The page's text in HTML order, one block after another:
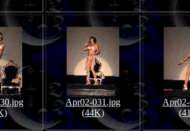
Apr02-031.jpg
(44K)